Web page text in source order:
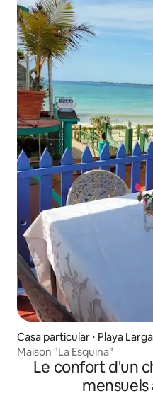
Casa particular ⋅ Playa Larga
Maison "La Esquina"
Le confort d'un